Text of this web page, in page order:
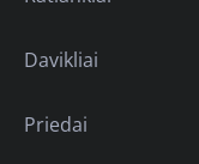
Davikliai
Priedai